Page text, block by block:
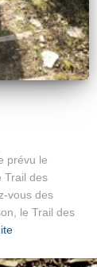
prévu le
Trail des
vous des
le Trail des